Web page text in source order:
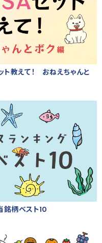
教えて！ おねえちゃんと
柄ベスト10